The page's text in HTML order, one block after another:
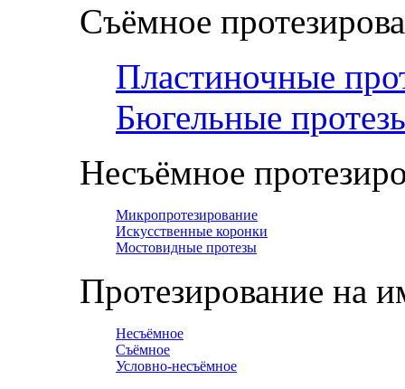
Съёмное
Пластиночные
Бюгельные
Несъёмное
Микропротезирование
Искусственные коронки
Мостовидные протезы
Протезирование на
Несъёмное
Съёмное
Условно-несъёмное